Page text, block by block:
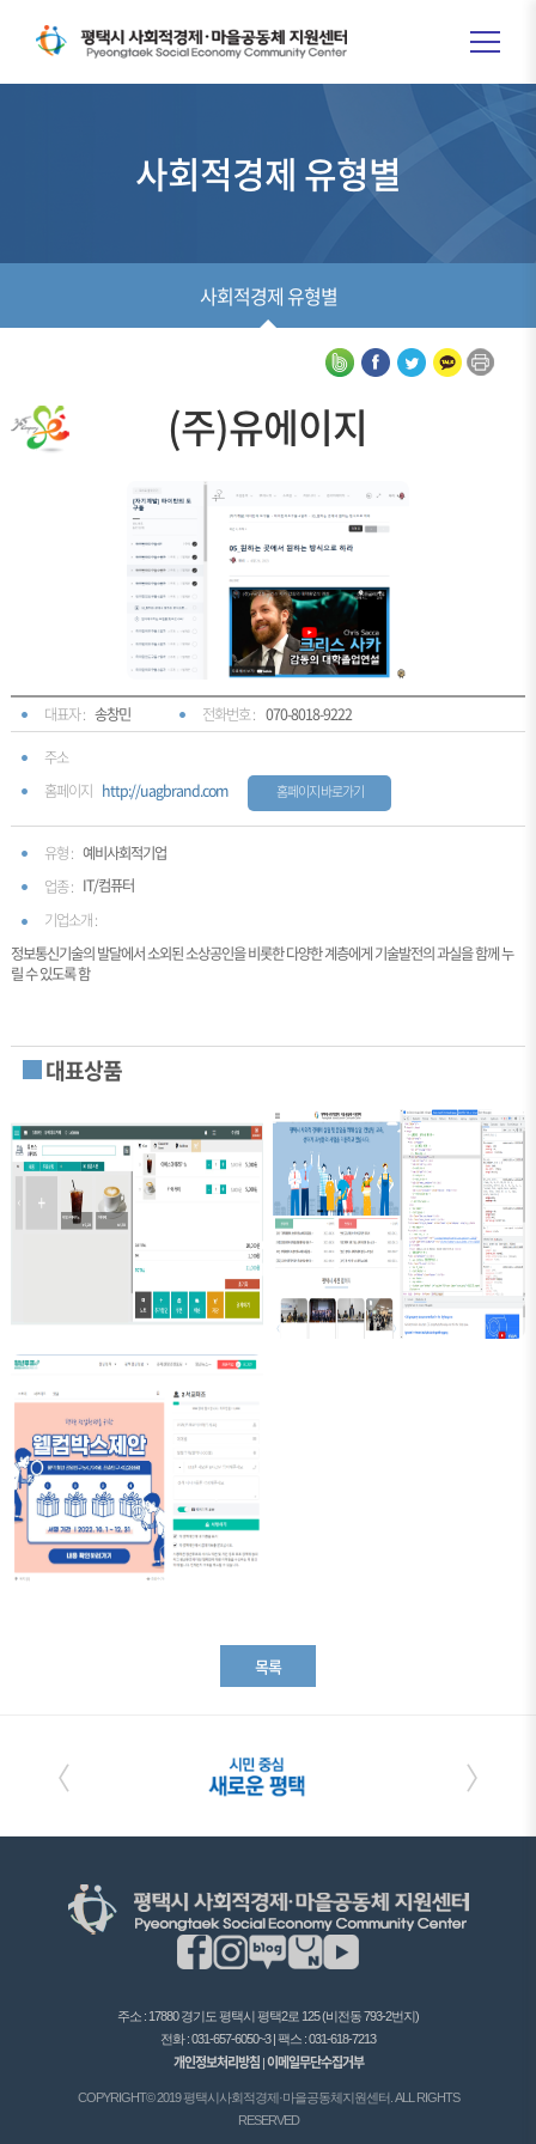
사회적경제 유형별
사회적경제 유형별
(주)유에이지
대표자 : 송창민 전화번호 : 070-8018-9222
주소
홈페이지 http://uagbrand.com 홈페이지 바로가기
유형 : 예비사회적기업
업종 : IT/컴퓨터
기업소개 :
정보통신기술의 발달에서 소외된 소상공인을 비롯한 다양한 계층에게 기술발전의 과실을 함께 누
릴 수 있도록 함
대표상품
목록
〈 〉
개인정보처리방침| 이메일무단수집거부
COPYRIGHT© 2019 평택시사회적경제·마을공동체지원센터. ALL RIGHTS
RESERVED
주소 : 17880 경기도 평택시 평택2로 125 (비전동 793-2번지)
전화 : 031-657-6050~3 | 팩스 : 031-618-7213